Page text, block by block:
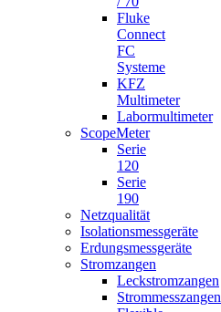
Fluke
Connect
FC
Systeme
KFZ
Multimeter
Labormultimeter
ScopeMeter
Serie
120
Serie
190
Netzqualität
Isolationsmessgeräte
Erdungsmessgeräte
Stromzangen
Leckstromzangen
Strommesszangen